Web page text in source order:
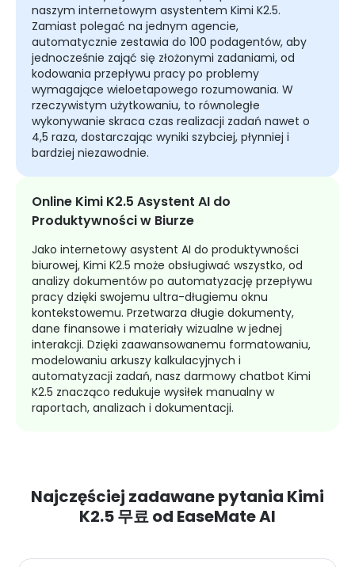
naszym internetowym asystentem Kimi K2.5.
Zamiast polegać na jednym agencie,
automatycznie zestawia do 100 podagentów, aby
jednocześnie zająć się złożonymi zadaniami, od
kodowania przepływu pracy po problemy
wymagające wieloetapowego rozumowania. W
rzeczywistym użytkowaniu, to równoległe
wykonywanie skraca czas realizacji zadań nawet o
4,5 raza, dostarczając wyniki szybciej, płynniej i
bardziej niezawodnie.
Online Kimi K2.5 Asystent AI do
Produktywności w Biurze
Jako internetowy asystent AI do produktywności
biurowej, Kimi K2.5 może obsługiwać wszystko, od
analizy dokumentów po automatyzację przepływu
pracy dzięki swojemu ultra-długiemu oknu
kontekstowemu. Przetwarza długie dokumenty,
dane finansowe i materiały wizualne w jednej
interakcji. Dzięki zaawansowanemu formatowaniu,
modelowaniu arkuszy kalkulacyjnych i
automatyzacji zadań, nasz darmowy chatbot Kimi
K2.5 znacząco redukuje wysiłek manualny w
raportach, analizach i dokumentacji.
Najczęściej zadawane pytania Kimi
K2.5 무료 od EaseMate AI